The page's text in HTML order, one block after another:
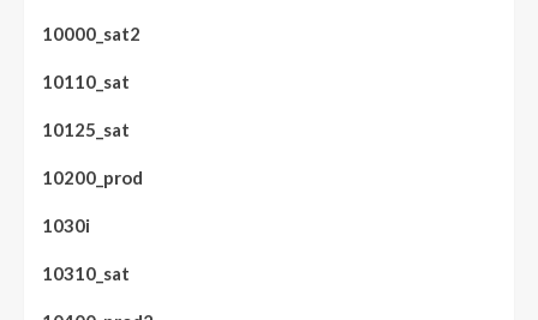
10000_sat2
10110_sat
10125_sat
10200_prod
1030i
10310_sat